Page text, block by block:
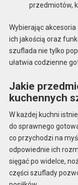
przedmiotów,
Wybierając
ich jakością oraz
szuflada nie tylko
ułatwia codzienne
Jakie
kuchennych
W każdej kuchni
do sprawnego
co przychodzi na
odpowiednie ich
sięgać po widelce,
części szuflady